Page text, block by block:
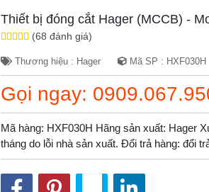
Thiết bị đóng cắt Hager (MCCB) -
(68 đánh giá)
Thương hiệu : Hager Mã SP : HXF030H
Gọi ngay:
Mã hàng: HXF030H Hãng sản xuất: Hager
tháng do lỗi nhà sản xuất. Đổi trả hàng: đổi